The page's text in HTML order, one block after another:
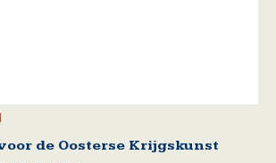
de Oosterse Krijgskunst